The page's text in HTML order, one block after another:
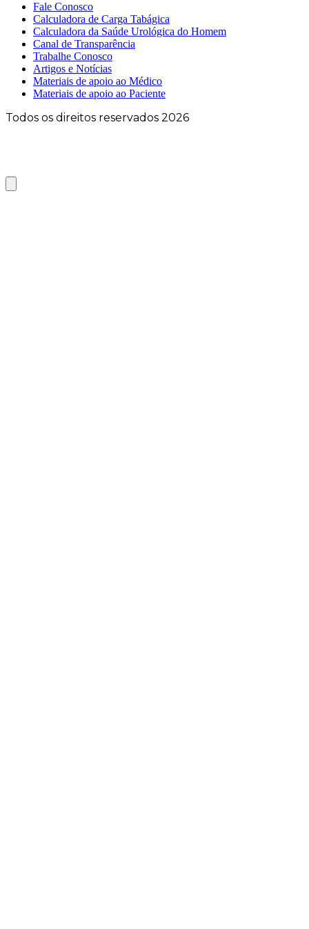
Fale Conosco
Calculadora de Carga Tabágica
Calculadora da Saúde Urológica do Homem
Canal de Transparência
Trabalhe Conosco
Artigos e Notícias
Materiais de apoio ao Médico
Materiais de apoio ao Paciente
Todos os direitos reservados 2026